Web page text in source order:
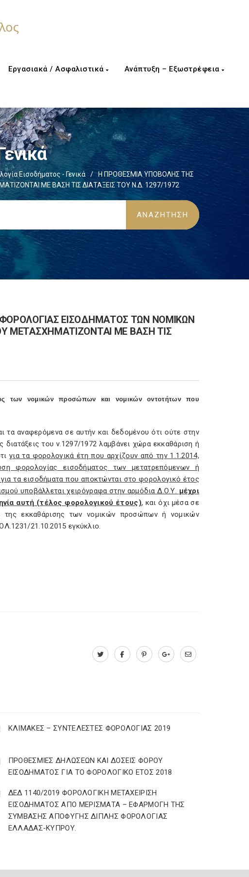
Εργασιακά / Ασφαλιστικά Ανάπτυξη – Εξωστρέφεια
Εισοδήματος - Γενικά /
Η ΠΡΟΘΕΣΜΙΑ ΥΠΟΒΟΛΗΣ ΤΗΣ
ΜΕ ΒΑΣΗ ΤΙΣ ΔΙΑΤΑΞΕΙΣ ΤΟΥ Ν.Δ. 1297/1972
ΕΙΣΟΔΗΜΑΤΟΣ ΤΩΝ ΝΟΜΙΚΩΝ
ΜΕΤΑΣΧΗΜΑΤΙΖΟΝΤΑΙ ΜΕ ΒΑΣΗ ΤΙΣ
των νομικών προσώπων και νομικών οντοτήτων που
αναφερόμενα σε αυτήν και δεδομένου ότι ούτε στην
διατάξεις του ν.1297/1972 λαμβάνει χώρα εκκαθάριση ή
για τα φορολογικά έτη που αρχίζουν από την 1.1.2014,
φορολογίας εισοδήματος των μετατρεπόμενων ή
τα εισοδήματα που αποκτώνται στο φορολογικό έτος
υποβάλλεται χειρόγραφα στην αρμόδια Δ.Ο.Υ. μέχρι
αυτή (τέλος φορολογικού έτους), και όχι μέσα σε
εκκαθάρισης των νομικών προσώπων ή νομικών
21.10.2015 εγκύκλιο.
ΚΛΙΜΑΚΕΣ – ΣΥΝΤΕΛΕΣΤΕΣ ΦΟΡΟΛΟΓΙΑΣ 2019
ΠΡΟΘΕΣΜΙΕΣ ΔΗΛΩΣΕΩΝ ΚΑΙ ΔΟΣΕΙΣ ΦΟΡΟΥ
ΕΙΣΟΔΗΜΑΤΟΣ ΓΙΑ ΤΟ ΦΟΡΟΛΟΓΙΚΟ ΕΤΟΣ 2018
ΔΕΔ 1140/2019 ΦΟΡΟΛΟΓΙΚΗ ΜΕΤΑΧΕΙΡΙΣΗ
ΕΙΣΟΔΗΜΑΤΟΣ ΑΠΟ ΜΕΡΙΣΜΑΤΑ – ΕΦΑΡΜΟΓΗ ΤΗΣ
ΣΥΜΒΑΣΗΣ ΑΠΟΦΥΓΗΣ ΔΙΠΛΗΣ ΦΟΡΟΛΟΓΙΑΣ
ΕΛΛΑΔΑΣ-ΚΥΠΡΟΥ.